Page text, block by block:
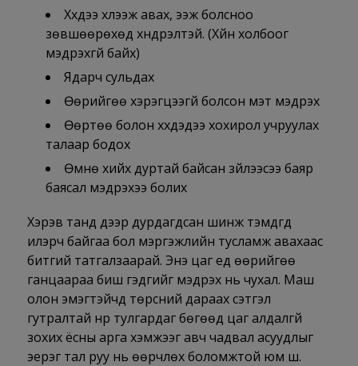
Хүүхдээ хүлээж авах, ээж болсноо
зөвшөөрөхөд хүндрэлтэй. (Хүйн холбоог
мэдрэхгүй байх)
Ядарч сульдах
Өөрийгөө хэрэгцээгүй болсон мэт мэдрэх
Өөртөө болон хүүхдэдээ хохирол учруулах
талаар бодох
Өмнө хийх дуртай байсан зүйлээсээ баяр
баясал мэдрэхээ болих
Хэрэв танд дээр дурдагдсан шинж тэмдгүүд
илэрч байгаа бол мэргэжлийн тусламж авахаас
битгий татгалзаарай. Энэ цаг үед өөрийгөө
ганцаараа биш гэдгийг мэдрэх нь чухал. Маш
олон эмэгтэйчүүд төрсний дараах сэтгэл
гутралтай нүүр тулгардаг бөгөөд цаг алдалгүй
зохих ёсны арга хэмжээг авч чадвал асуудлыг
эерэг тал руу нь өөрчлөх боломжтой юм шүү.